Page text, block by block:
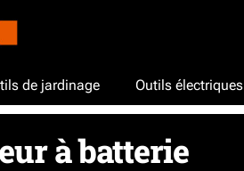
de jardinage Outils électriques
à batterie